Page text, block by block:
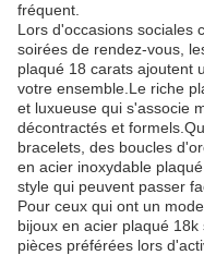
fréquent.
Lors d'occasions sociales
soirées de rendez-vous,
plaqué 18 carats ajoutent
votre ensemble.Le riche
et luxueuse qui s'associe
décontractés et
bracelets, des boucles
en acier inoxydable
style qui peuvent passer
Pour ceux qui ont un
bijoux en acier plaqué
pièces préférées lors